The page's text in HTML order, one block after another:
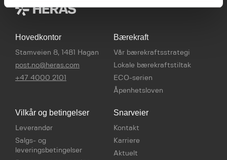
Hovedkontor
Stamveien 8, 1481 Hagan
post.no@heras.com
+47 4000 2101
Bærekraft
Vår bærekraftsstrategi
Lokale bærekraftstiltak
ECO-serien
Åpenhetsloven
Vilkår og betingelser
Leverandør
Salgs- og
leveringsbetingelser
Snarveier
Kontakt
Karriere
Aktuelt